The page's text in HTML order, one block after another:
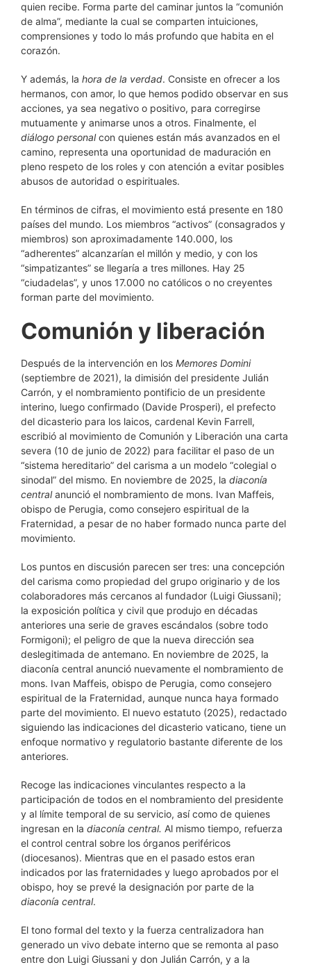
quien recibe. Forma parte del caminar juntos la “comunión
de alma”, mediante la cual se comparten intuiciones,
comprensiones y todo lo más profundo que habita en el
corazón.
Y además, la hora de la verdad. Consiste en ofrecer a los
hermanos, con amor, lo que hemos podido observar en sus
acciones, ya sea negativo o positivo, para corregirse
mutuamente y animarse unos a otros. Finalmente, el
diálogo personalcon quienes están más avanzados en el
camino, representa una oportunidad de maduración en
pleno respeto de los roles y con atención a evitar posibles
abusos de autoridad o espirituales.
En términos de cifras, el movimiento está presente en 180
países del mundo. Los miembros “activos” (consagrados y
miembros) son aproximadamente 140.000, los
“adherentes” alcanzarían el millón y medio, y con los
“simpatizantes” se llegaría a tres millones. Hay 25
“ciudadelas”, y unos 17.000 no católicos o no creyentes
forman parte del movimiento.
Comunión y liberación
Después de la intervención en los Memores Domini
(septiembre de 2021), la dimisión del presidente Julián
Carrón, y el nombramiento pontificio de un presidente
interino, luego confirmado (Davide Prosperi), el prefecto
del dicasterio para los laicos, cardenal Kevin Farrell,
escribió al movimiento de Comunión y Liberación una carta
severa (10 de junio de 2022) para facilitar el paso de un
“sistema hereditario” del carisma a un modelo “colegial o
sinodal” del mismo. En noviembre de 2025, la diaconía
centralanunció el nombramiento de mons. Ivan Maffeis,
obispo de Perugia, como consejero espiritual de la
Fraternidad, a pesar de no haber formado nunca parte del
movimiento.
Los puntos en discusión parecen ser tres: una concepción
del carisma como propiedad del grupo originario y de los
colaboradores más cercanos al fundador (Luigi Giussani);
la exposición política y civil que produjo en décadas
anteriores una serie de graves escándalos (sobre todo
Formigoni); el peligro de que la nueva dirección sea
deslegitimada de antemano. En noviembre de 2025, la
diaconía central anunció nuevamente el nombramiento de
mons. Ivan Maffeis, obispo de Perugia, como consejero
espiritual de la Fraternidad, aunque nunca haya formado
parte del movimiento. El nuevo estatuto (2025), redactado
siguiendo las indicaciones del dicasterio vaticano, tiene un
enfoque normativo y regulatorio bastante diferente de los
anteriores.
Recoge las indicaciones vinculantes respecto a la
participación de todos en el nombramiento del presidente
y al límite temporal de su servicio, así como de quienes
ingresan en la diaconía central. Al mismo tiempo, refuerza
el control central sobre los órganos periféricos
(diocesanos). Mientras que en el pasado estos eran
indicados por las fraternidades y luego aprobados por el
obispo, hoy se prevé la designación por parte de la
diaconía central.
El tono formal del texto y la fuerza centralizadora han
generado un vivo debate interno que se remonta al paso
entre don Luigi Giussani y don Julián Carrón, y a la